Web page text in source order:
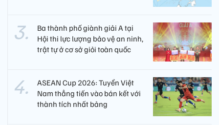
Ba thành phố giành giải A tại
Hội thi lực lượng bảo vệ an ninh,
trật tự ở cơ sở giỏi toàn quốc
ASEAN Cup 2026: Tuyển Việt
Nam thẳng tiến vào bán kết với
thành tích nhất bảng